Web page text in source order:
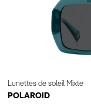
Lunettes de soleil Mixte
POLAROID